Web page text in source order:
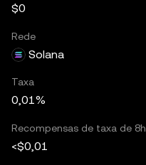
$0
Rede
Solana
Taxa
0,01%
Recompensas de taxa de 8h
<$0,01